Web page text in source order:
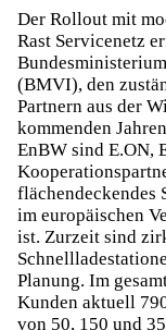
Der Rollout mit
Rast Servicenetz
(BMVI), den
Partnern aus der
kommenden
EnBW sind E.ON,
flächendeckendes
im europäischen
ist. Zurzeit sind
Planung. Im
Kunden aktuell
von 50, 150 und